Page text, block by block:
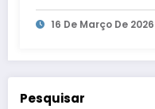
16 De Março De 2026
Pesquisar